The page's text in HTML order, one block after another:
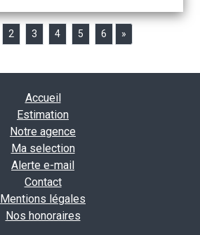
2 3 4 5 6 »
Accueil
Estimation
Notre agence
Ma selection
Alerte e-mail
Contact
Mentions légales
Nos honoraires